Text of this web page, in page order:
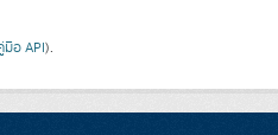
มือ API).